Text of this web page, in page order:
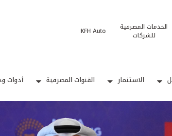
الخدمات المصرفية
للشركات
KFH Auto
الاستثمار القنوات المصرفية أدوات